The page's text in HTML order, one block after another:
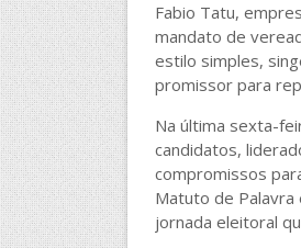
Fabio Tatu,
mandato de
estilo simples,
promissor para
Na última sexta-
candidatos,
compromissos
Matuto de Palavra
jornada eleitoral